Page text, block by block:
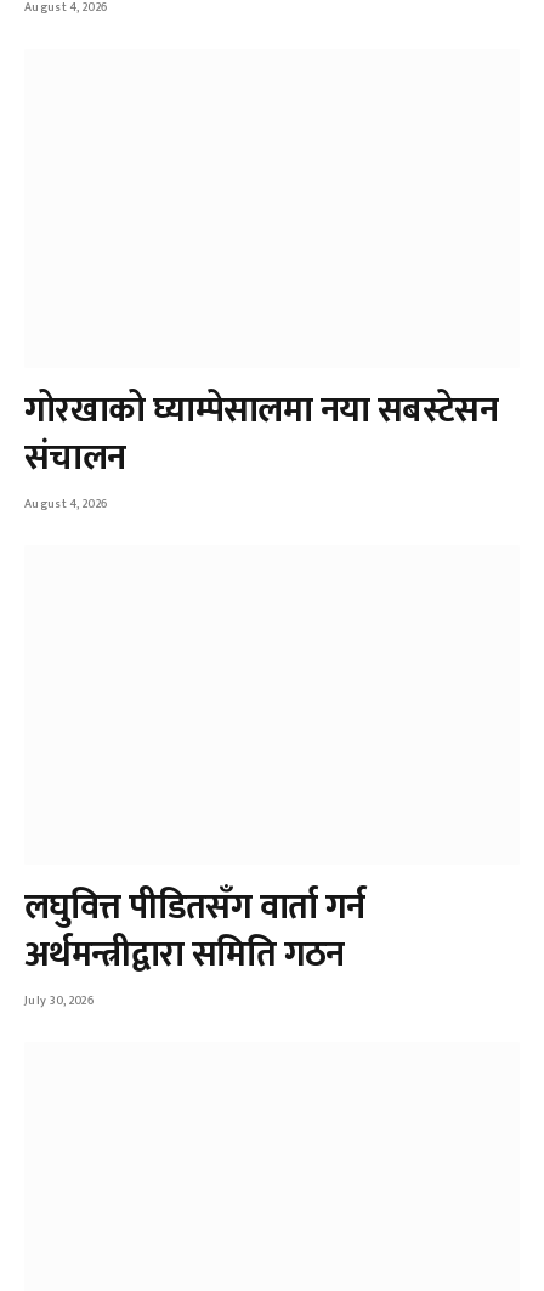
August 4, 2026
गोरखाको घ्याम्पेसालमा नया सबस्टेसन
संचालन
August 4, 2026
लघुवित्त पीडितसँग वार्ता गर्न
अर्थमन्त्रीद्वारा समिति गठन
July 30, 2026